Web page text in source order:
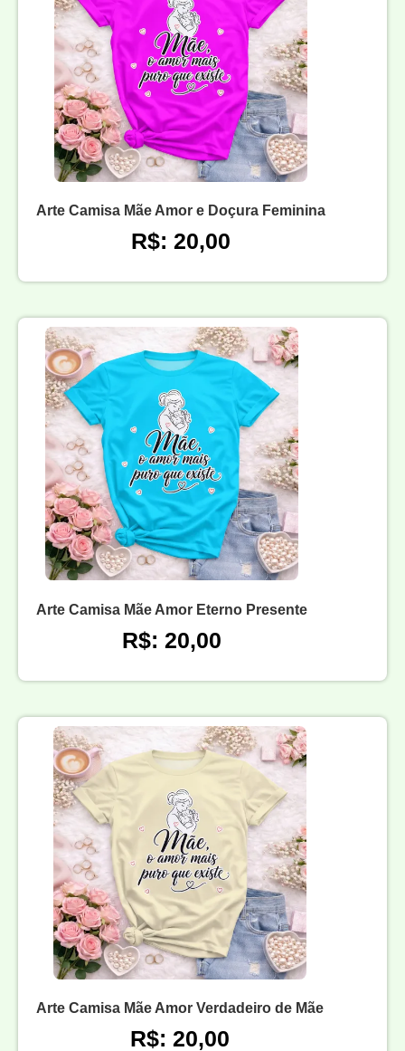
Arte Camisa Mãe Amor e Doçura Feminina
R$: 20,00
Arte Camisa Mãe Amor Eterno Presente
R$: 20,00
Arte Camisa Mãe Amor Verdadeiro de Mãe
R$: 20,00